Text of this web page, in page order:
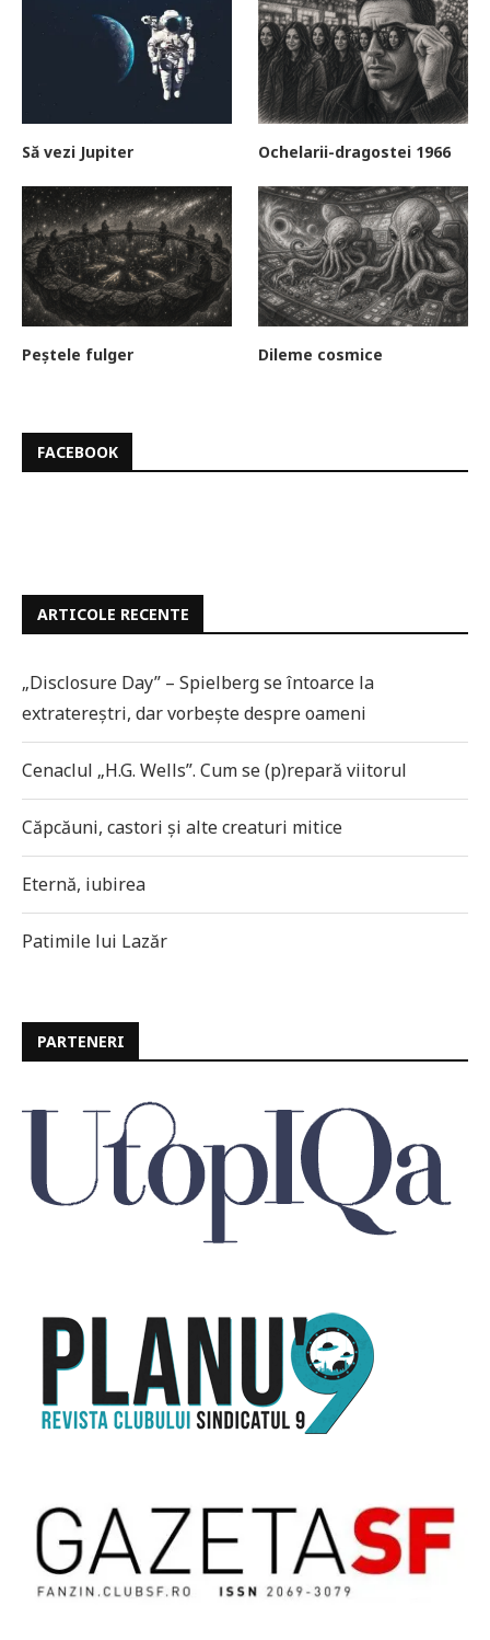
Să vezi Jupiter Ochelarii-dragostei 1966
Peștele fulger Dileme cosmice
FACEBOOK
ARTICOLE RECENTE
„Disclosure Day” – Spielberg se întoarce la
extratereștri, dar vorbește despre oameni
Cenaclul „H.G. Wells”. Cum se (p)repară viitorul
Căpcăuni, castori și alte creaturi mitice
Eternă, iubirea
Patimile lui Lazăr
PARTENERI